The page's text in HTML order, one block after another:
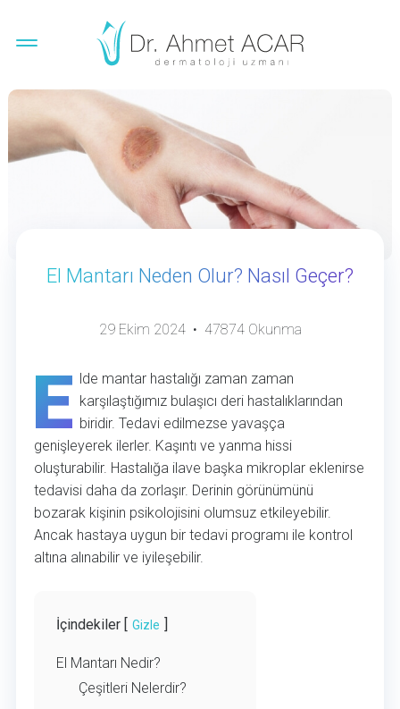
El Mantarı Neden Olur? Nasıl Geçer?
29 Ekim 2024 • 47874 Okunma
E lde mantar hastalığı zaman zaman
karşılaştığımız bulaşıcı deri hastalıklarından
biridir. Tedavi edilmezse yavaşça
genişleyerek ilerler. Kaşıntı ve yanma hissi
oluşturabilir. Hastalığa ilave başka mikroplar eklenirse
tedavisi daha da zorlaşır. Derinin görünümünü
bozarak kişinin psikolojisini olumsuz etkileyebilir.
Ancak hastaya uygun bir tedavi programı ile kontrol
altına alınabilir ve iyileşebilir.
İçindekiler [ Gizle ]
El Mantarı Nedir?
Çeşitleri Nelerdir?